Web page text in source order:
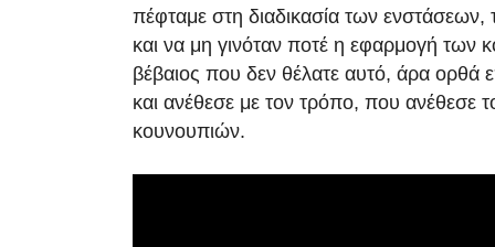
πέφταμε στη διαδικασία των
και να μη γινόταν ποτέ η εφαρμογή των
βέβαιος που δεν θέλατε αυτό, άρα ορθά
και ανέθεσε με τον τρόπο, που ανέθεσε
κουνουπιών.